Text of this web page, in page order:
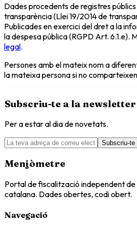
Dades procedents de registres
transparència (Llei 19/2014 de
Publicades en exercici del dret a la
la despesa pública (RGPD Art. 6.1.e).
legal.
Persones amb el mateix nom a
la mateixa persona si no
Subscriu-te a la newsletter
Per a estar al dia de novetats.
Subscriu-te
Menjòmetre
Portal de fiscalització independent
catalana. Dades obertes, codi obert.
Navegació